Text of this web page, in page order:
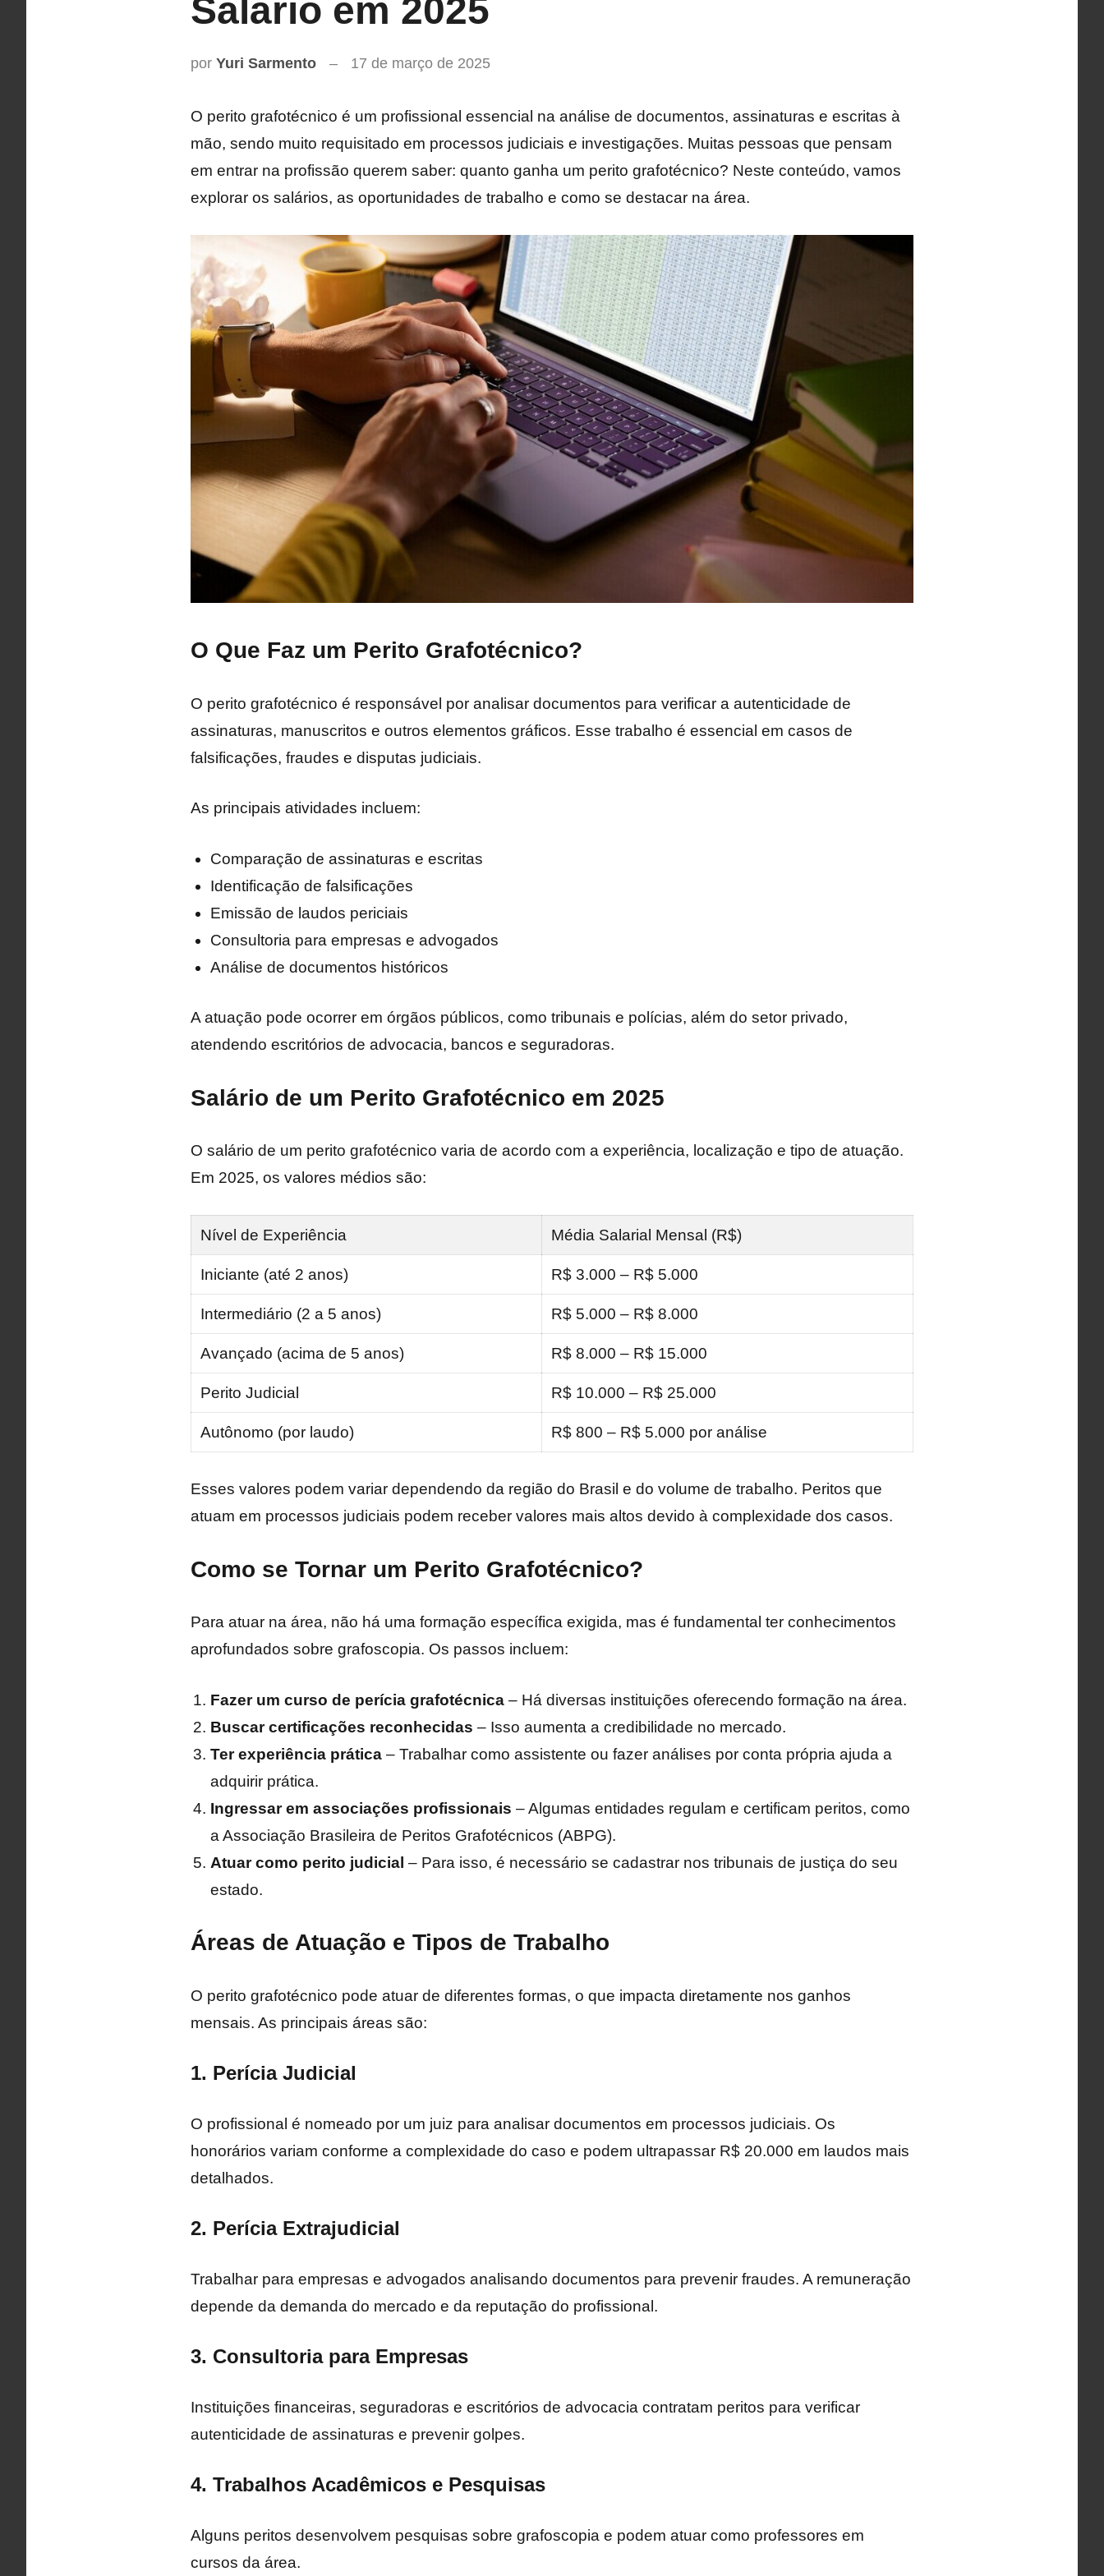
Salário em 2025
por Yuri Sarmento 17 de março de 2025
O perito grafotécnico é um profissional essencial na análise de documentos, assinaturas e escritas à
mão, sendo muito requisitado em processos judiciais e investigações. Muitas pessoas que pensam
em entrar na profissão querem saber: quanto ganha um perito grafotécnico? Neste conteúdo, vamos
explorar os salários, as oportunidades de trabalho e como se destacar na área.
O Que Faz um Perito Grafotécnico?
O perito grafotécnico é responsável por analisar documentos para verificar a autenticidade de
assinaturas, manuscritos e outros elementos gráficos. Esse trabalho é essencial em casos de
falsificações, fraudes e disputas judiciais.
As principais atividades incluem:
Comparação de assinaturas e escritas
Identificação de falsificações
Emissão de laudos periciais
Consultoria para empresas e advogados
Análise de documentos históricos
A atuação pode ocorrer em órgãos públicos, como tribunais e polícias, além do setor privado,
atendendo escritórios de advocacia, bancos e seguradoras.
Salário de um Perito Grafotécnico em 2025
O salário de um perito grafotécnico varia de acordo com a experiência, localização e tipo de atuação.
Em 2025, os valores médios são:
Nível de Experiência Média Salarial Mensal (R$)
Iniciante (até 2 anos) R$ 3.000 – R$ 5.000
Intermediário (2 a 5 anos) R$ 5.000 – R$ 8.000
Avançado (acima de 5 anos) R$ 8.000 – R$ 15.000
Perito Judicial R$ 10.000 – R$ 25.000
Autônomo (por laudo) R$ 800 – R$ 5.000 por análise
Esses valores podem variar dependendo da região do Brasil e do volume de trabalho. Peritos que
atuam em processos judiciais podem receber valores mais altos devido à complexidade dos casos.
Como se Tornar um Perito Grafotécnico?
Para atuar na área, não há uma formação específica exigida, mas é fundamental ter conhecimentos
aprofundados sobre grafoscopia. Os passos incluem:
Fazer um curso de perícia grafotécnica– Há diversas instituições oferecendo formação na área.
Buscar certificações reconhecidas – Isso aumenta a credibilidade no mercado.
Ter experiência prática– Trabalhar como assistente ou fazer análises por conta própria ajuda a
adquirir prática.
Ingressar em associações profissionais – Algumas entidades regulam e certificam peritos, como
a Associação Brasileira de Peritos Grafotécnicos (ABPG).
Atuar como perito judicial – Para isso, é necessário se cadastrar nos tribunais de justiça do seu
estado.
Áreas de Atuação e Tipos de Trabalho
O perito grafotécnico pode atuar de diferentes formas, o que impacta diretamente nos ganhos
mensais. As principais áreas são:
1. Perícia Judicial
O profissional é nomeado por um juiz para analisar documentos em processos judiciais. Os
honorários variam conforme a complexidade do caso e podem ultrapassar R$ 20.000 em laudos mais
detalhados.
2. Perícia Extrajudicial
Trabalhar para empresas e advogados analisando documentos para prevenir fraudes. A remuneração
depende da demanda do mercado e da reputação do profissional.
3. Consultoria para Empresas
Instituições financeiras, seguradoras e escritórios de advocacia contratam peritos para verificar
autenticidade de assinaturas e prevenir golpes.
4. Trabalhos Acadêmicos e Pesquisas
Alguns peritos desenvolvem pesquisas sobre grafoscopia e podem atuar como professores em
cursos da área.